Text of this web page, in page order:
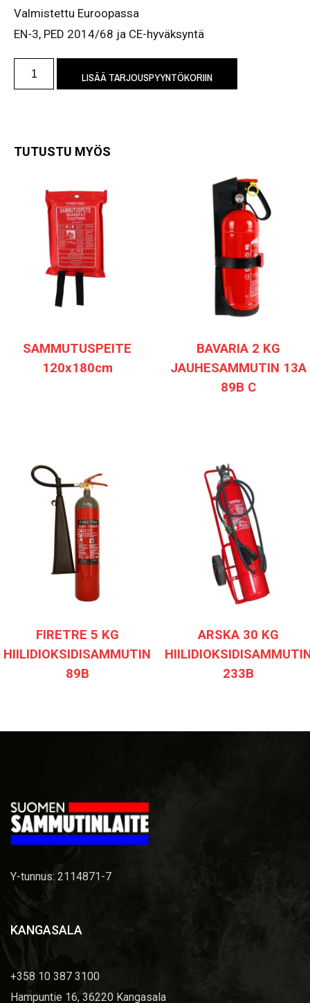
Valmistettu Euroopassa
EN-3, PED 2014/68 ja CE-hyväksyntä
LISÄÄ TARJOUSPYYNTÖKORIIN
TUTUSTU MYÖS
SAMMUTUSPEITE
120x180cm
BAVARIA 2 KG
JAUHESAMMUTIN 13A
89B C
FIRETRE 5 KG
HIILIDIOKSIDISAMMUTIN
89B
ARSKA 30 KG
233B
Y-tunnus: 2114871-7
KANGASALA
+358 10 387 3100
Hampuntie 16, 36220 Kangasala